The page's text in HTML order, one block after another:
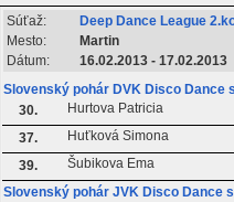
Súťaž:
Deep Dance League
Mesto:
Martin
Dátum:
16.02.2013 - 17.02.2013
Slovenský pohár DVK Disco Dance
30.
Hurtova Patricia
37.
Huťková Simona
39.
Šubikova Ema
Slovenský pohár JVK Disco Dance